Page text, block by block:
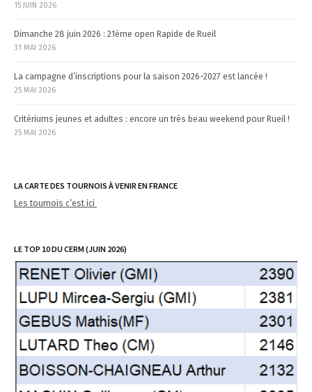
15 JUIN 2026
Dimanche 28 juin 2026 : 21ème open Rapide de Rueil
31 MAI 2026
La campagne d’inscriptions pour la saison 2026-2027 est lancée !
25 MAI 2026
Critériums jeunes et adultes : encore un très beau weekend pour Rueil !
25 MAI 2026
LA CARTE DES TOURNOIS À VENIR EN FRANCE
Les tournois c’est ici
LE TOP 10 DU CERM (JUIN 2026)